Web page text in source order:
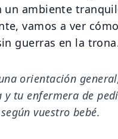
un ambiente
vamos a ver
guerras en la
orientación
y tu enfermera de
vuestro bebé.